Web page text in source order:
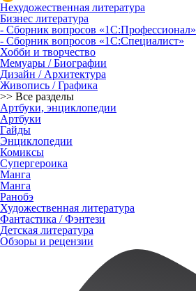
Нехудожественная литература
Бизнес литература
- Сборник вопросов «1С:Профессионал»
- Сборник вопросов «1С:Специалист»
Хобби и творчество
Мемуары / Биографии
Дизайн / Архитектура
Живопись / Графика
>> Все разделы
Артбуки, энциклопедии
Артбуки
Гайды
Энциклопедии
Комиксы
Супергероика
Манга
Манга
Ранобэ
Художественная литература
Фантастика / Фэнтези
Детская литература
Обзоры и рецензии